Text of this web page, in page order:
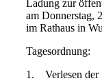
Ladung zur
am Donnerstag,
im Rathaus in
Tagesordnung:
1. Verlesen der